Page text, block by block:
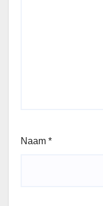
Naam *